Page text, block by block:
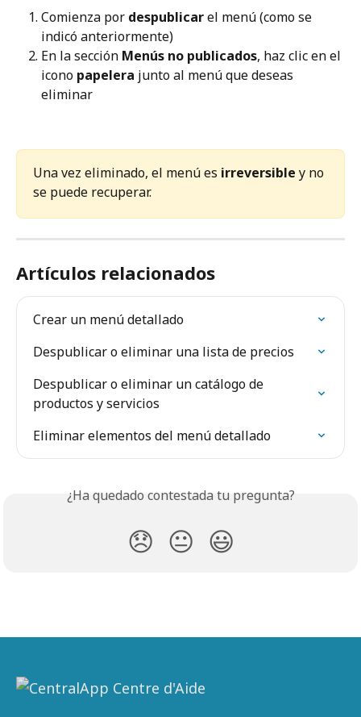
Comienza por despublicar el menú (como se
indicó anteriormente)
En la sección Menús no publicados, haz clic en el
icono papelera junto al menú que deseas
eliminar
Una vez eliminado, el menú es irreversible y no
se puede recuperar.
Artículos relacionados
Crear un menú detallado
Despublicar o eliminar una lista de precios
Despublicar o eliminar un catálogo de
productos y servicios
Eliminar elementos del menú detallado
¿Ha quedado contestada tu pregunta?
😞 😐 😃